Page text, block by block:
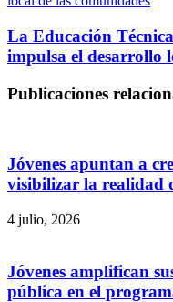
La Educación
impulsa el desarrollo
Publicaciones
Jóvenes apuntan a
visibilizar la realidad
4 julio, 2026
Jóvenes amplifican
pública en el